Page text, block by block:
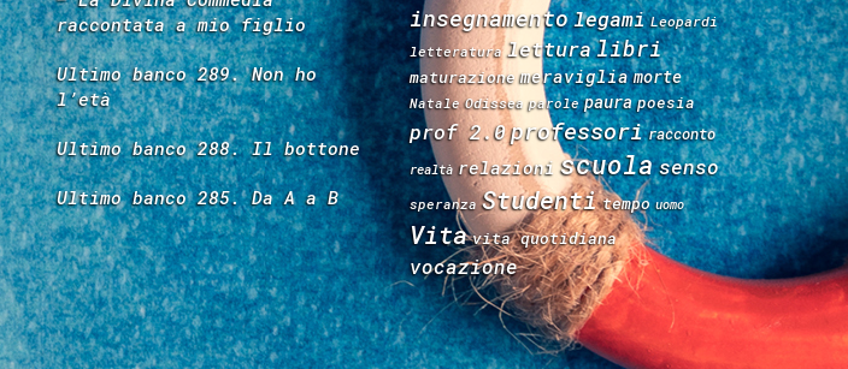
raccontata a mio figlio
Ultimo banco 289. Non ho
l’età
Ultimo banco 288. Il bottone
Ultimo banco 285. Da A a B
insegnamentolegami Leopardi
letteratura letturalibri
maturazione meraviglia morte
Natale Odissea parole paura poesia
prof 2.0professori racconto
realtà relazioni scuola senso
speranza Studenti tempo uomo
Vita vita quotidiana
vocazione